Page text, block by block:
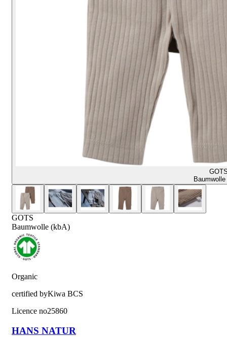
GOTS
Baumwolle (kbA)
Organic
certified byKiwa BCS
Licence no25860
HANS NATUR